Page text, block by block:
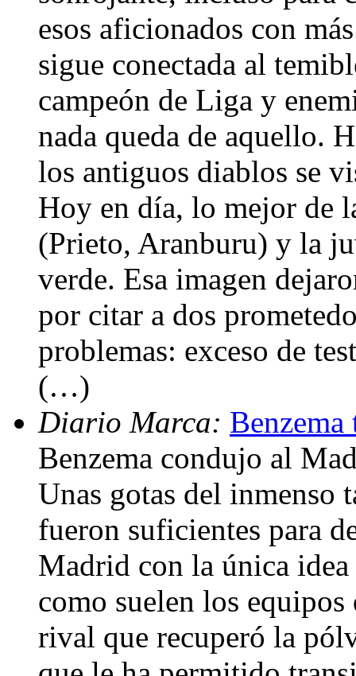
esos aficionados con
sigue conectada al
campeón de Liga y
nada queda de aquello.
los antiguos diablos se
Hoy en día, lo mejor de
(Prieto, Aranburu) y la
verde. Esa imagen
por citar a dos
problemas: exceso de
(…)
Diario Marca:
Benzema condujo al
Unas gotas del inmenso
fueron suficientes para
Madrid con la única idea
como suelen los
rival que recuperó la